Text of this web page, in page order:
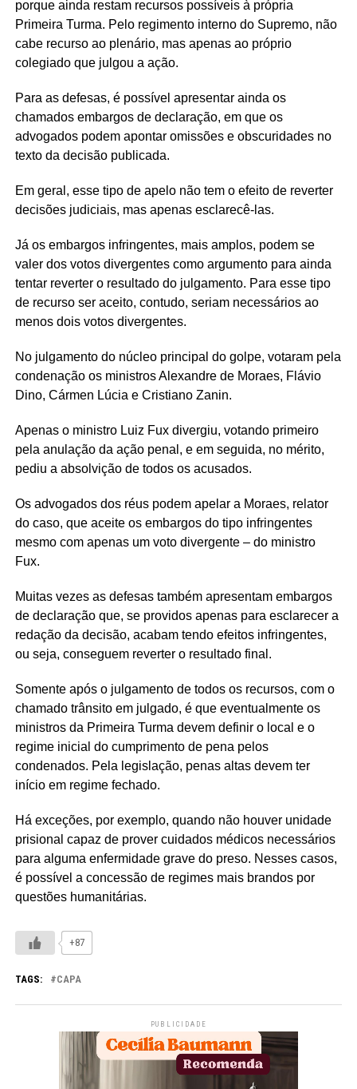
porque ainda restam recursos possíveis à própria
Primeira Turma. Pelo regimento interno do Supremo, não
cabe recurso ao plenário, mas apenas ao próprio
colegiado que julgou a ação.
Para as defesas, é possível apresentar ainda os
chamados embargos de declaração, em que os
advogados podem apontar omissões e obscuridades no
texto da decisão publicada.
Em geral, esse tipo de apelo não tem o efeito de reverter
decisões judiciais, mas apenas esclarecê-las.
Já os embargos infringentes, mais amplos, podem se
valer dos votos divergentes como argumento para ainda
tentar reverter o resultado do julgamento. Para esse tipo
de recurso ser aceito, contudo, seriam necessários ao
menos dois votos divergentes.
No julgamento do núcleo principal do golpe, votaram pela
condenação os ministros Alexandre de Moraes, Flávio
Dino, Cármen Lúcia e Cristiano Zanin.
Apenas o ministro Luiz Fux divergiu, votando primeiro
pela anulação da ação penal, e em seguida, no mérito,
pediu a absolvição de todos os acusados.
Os advogados dos réus podem apelar a Moraes, relator
do caso, que aceite os embargos do tipo infringentes
mesmo com apenas um voto divergente – do ministro
Fux.
Muitas vezes as defesas também apresentam embargos
de declaração que, se providos apenas para esclarecer a
redação da decisão, acabam tendo efeitos infringentes,
ou seja, conseguem reverter o resultado final.
Somente após o julgamento de todos os recursos, com o
chamado trânsito em julgado, é que eventualmente os
ministros da Primeira Turma devem definir o local e o
regime inicial do cumprimento de pena pelos
condenados. Pela legislação, penas altas devem ter
início em regime fechado.
Há exceções, por exemplo, quando não houver unidade
prisional capaz de prover cuidados médicos necessários
para alguma enfermidade grave do preso. Nesses casos,
é possível a concessão de regimes mais brandos por
questões humanitárias.
+87
TAGS: CAPA
PUBLICIDADE